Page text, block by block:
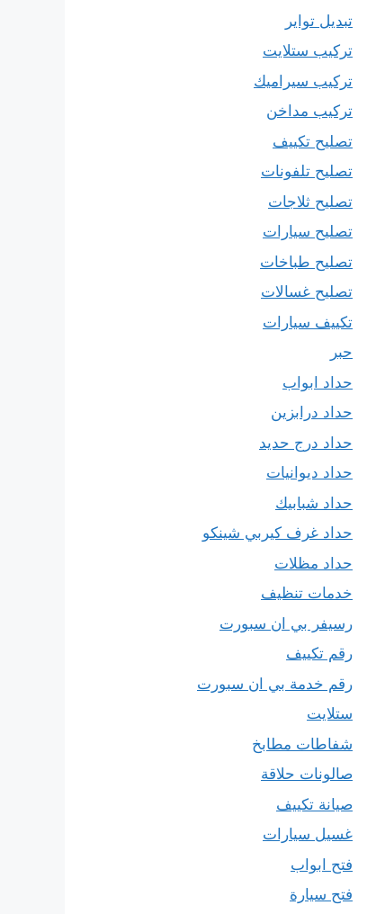
تبديل تواير
تركيب ستلايت
تركيب سيراميك
تركيب مداخن
تصليح تكييف
تصليح تلفونات
تصليح ثلاجات
تصليح سيارات
تصليح طباخات
تصليح غسالات
تكييف سيارات
حبر
حداد ابواب
حداد درابزين
حداد درج حديد
حداد ديوانيات
حداد شبابيك
حداد غرف كيربي شينكو
حداد مظلات
خدمات تنظيف
رسيفر بي ان سبورت
رقم تكييف
رقم خدمة بي ان سبورت
ستلايت
شفاطات مطابخ
صالونات حلاقة
صيانة تكييف
غسيل سيارات
فتح ابواب
فتح سيارة